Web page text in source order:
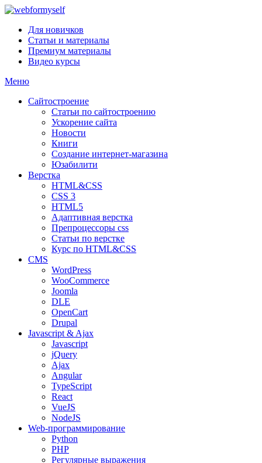
Для новичков
Статьи и материалы
Премиум материалы
Видео курсы
Меню
Сайтостроение
Статьи по сайтостроению
Ускорение сайта
Новости
Книги
Создание интернет-магазина
Юзабилити
Верстка
HTML&CSS
CSS 3
HTML5
Адаптивная верстка
Препроцессоры css
Статьи по верстке
Курс по HTML&CSS
CMS
WordPress
WooCommerce
Joomla
DLE
OpenCart
Drupal
Javascript & Ajax
Javascript
jQuery
Ajax
Angular
TypeScript
React
VueJS
NodeJS
Web-программирование
Python
PHP
Регулярные выражения